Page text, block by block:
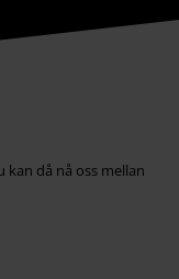
då nå oss mellan